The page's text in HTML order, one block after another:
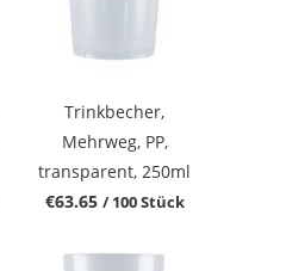
Trinkbecher,
Mehrweg, PP,
transparent, 250ml
€63.65 / 100 Stück